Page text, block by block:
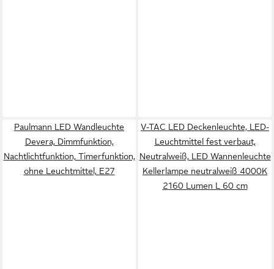
Paulmann LED Wandleuchte
Devera, Dimmfunktion,
Nachtlichtfunktion, Timerfunktion,
ohne Leuchtmittel, E27
V-TAC LED Deckenleuchte, LED-
Leuchtmittel fest verbaut,
Neutralweiß, LED Wannenleuchte
Kellerlampe neutralweiß 4000K
2160 Lumen L 60 cm